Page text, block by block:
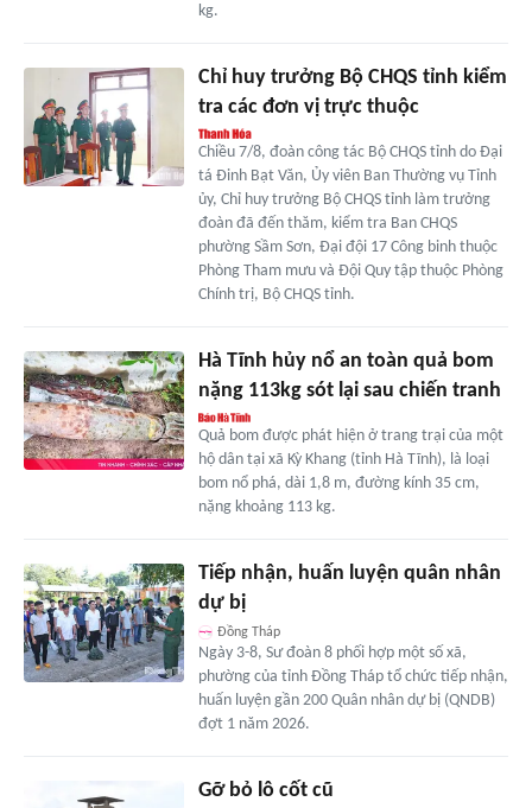
kg.
Chỉ huy trưởng Bộ CHQS tỉnh kiểm
tra các đơn vị trực thuộc
Chiều 7/8, đoàn công tác Bộ CHQS tỉnh do Đại
tá Đinh Bạt Văn, Ủy viên Ban Thường vụ Tỉnh
ủy, Chỉ huy trưởng Bộ CHQS tỉnh làm trưởng
đoàn đã đến thăm, kiểm tra Ban CHQS
phường Sầm Sơn, Đại đội 17 Công binh thuộc
Phòng Tham mưu và Đội Quy tập thuộc Phòng
Chính trị, Bộ CHQS tỉnh.
Hà Tĩnh hủy nổ an toàn quả bom
nặng 113kg sót lại sau chiến tranh
Quả bom được phát hiện ở trang trại của một
hộ dân tại xã Kỳ Khang (tỉnh Hà Tĩnh), là loại
bom nổ phá, dài 1,8 m, đường kính 35 cm,
nặng khoảng 113 kg.
Tiếp nhận, huấn luyện quân nhân
dự bị
Đồng Tháp
Ngày 3-8, Sư đoàn 8 phối hợp một số xã,
phường của tỉnh Đồng Tháp tổ chức tiếp nhận,
huấn luyện gần 200 Quân nhân dự bị (QNDB)
đợt 1 năm 2026.
Gỡ bỏ lô cốt cũ